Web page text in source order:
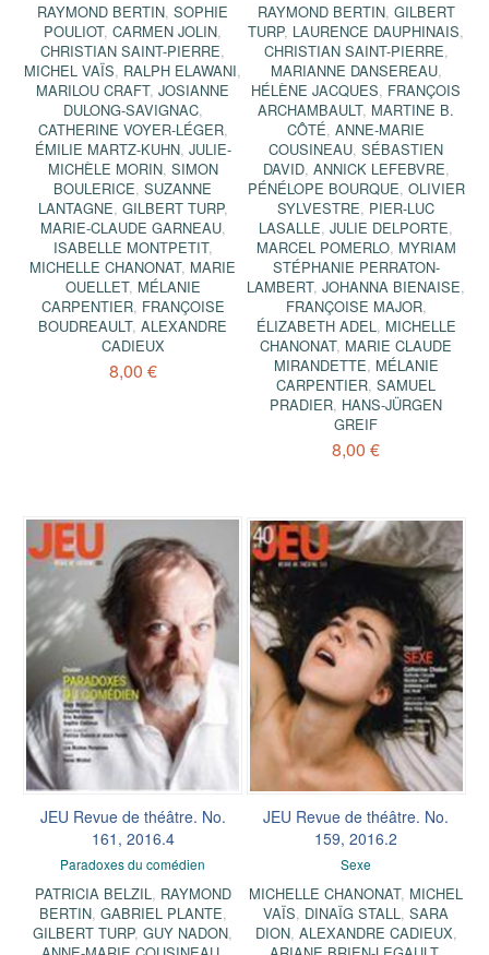
RAYMOND BERTIN,SOPHIE
POULIOT,CARMEN JOLIN,
CHRISTIAN SAINT-PIERRE,
MICHEL VAÏS, RALPH ELAWANI,
MARILOU CRAFT,JOSIANNE
DULONG-SAVIGNAC,
CATHERINE VOYER-LÉGER,
ÉMILIE MARTZ-KUHN, JULIE-
MICHÈLE MORIN, SIMON
BOULERICE,SUZANNE
LANTAGNE, GILBERT TURP,
MARIE-CLAUDE GARNEAU,
ISABELLE MONTPETIT,
MICHELLE CHANONAT, MARIE
OUELLET, MÉLANIE
CARPENTIER, FRANÇOISE
BOUDREAULT,ALEXANDRE
CADIEUX
8,00 €
RAYMOND BERTIN, GILBERT
TURP, LAURENCE DAUPHINAIS,
CHRISTIAN SAINT-PIERRE,
MARIANNE DANSEREAU,
HÉLÈNE JACQUES, FRANÇOIS
ARCHAMBAULT, MARTINE B.
CÔTÉ,ANNE-MARIE
COUSINEAU,SÉBASTIEN
DAVID, ANNICK LEFEBVRE,
PÉNÉLOPE BOURQUE, OLIVIER
SYLVESTRE, PIER-LUC
LASALLE,JULIE DELPORTE,
MARCEL POMERLO, MYRIAM
STÉPHANIE PERRATON-
LAMBERT,JOHANNA BIENAISE,
FRANÇOISE MAJOR,
ÉLIZABETH ADEL, MICHELLE
CHANONAT, MARIE CLAUDE
MIRANDETTE, MÉLANIE
CARPENTIER,SAMUEL
PRADIER, HANS-JÜRGEN
GREIF
8,00 €
JEU Revue de théâtre. No.
161, 2016.4
Paradoxes du comédien
PATRICIA BELZIL, RAYMOND
BERTIN, GABRIEL PLANTE,
GILBERT TURP,GUY NADON,
JEU Revue de théâtre. No.
159, 2016.2
Sexe
MICHELLE CHANONAT, MICHEL
VAÏS, DINAÏG STALL,SARA
DION, ALEXANDRE CADIEUX,